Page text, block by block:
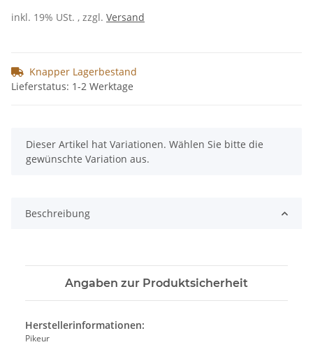
inkl. 19% USt. , zzgl. Versand
Knapper Lagerbestand
Lieferstatus: 1-2 Werktage
x
Dieser Artikel hat Variationen. Wählen Sie bitte die
gewünschte Variation aus.
Beschreibung
Angaben zur Produktsicherheit
Herstellerinformationen:
Pikeur